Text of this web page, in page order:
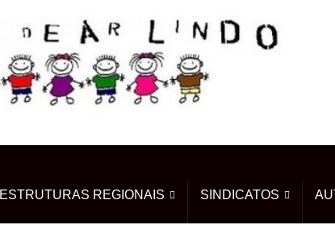
ESTRUTURAS REGIONAIS SINDICATOS